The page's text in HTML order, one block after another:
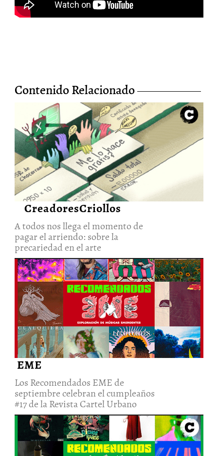
Contenido Relacionado
A todos nos llega el momento
de pagar el arriendo: sobre la
precariedad en el arte
1/Mar/2023
CreadoresCriollos
A todos nos llega el momento de
pagar el arriendo: sobre la
precariedad en el arte
Los Recomendados EME de
septiembre celebran el
cumpleaños #17 de la Revista
Cartel Urbano
20/Oct/2022
EME
Los Recomendados EME de
septiembre celebran el cumpleaños
#17 de la Revista Cartel Urbano